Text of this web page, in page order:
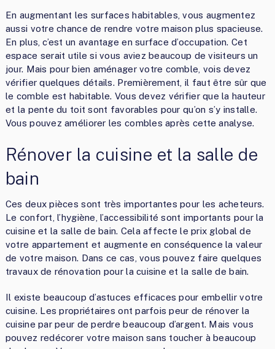
En augmentant les surfaces habitables, vous augmentez
aussi votre chance de rendre votre maison plus spacieuse.
En plus, c’est un avantage en surface d’occupation. Cet
espace serait utile si vous aviez beaucoup de visiteurs un
jour. Mais pour bien aménager votre comble, vois devez
vérifier quelques détails. Premièrement, il faut être sûr que
le comble est habitable. Vous devez vérifier que la hauteur
et la pente du toit sont favorables pour qu’on s’y installe.
Vous pouvez améliorer les combles après cette analyse.
Rénover la cuisine et la salle de
bain
Ces deux pièces sont très importantes pour les acheteurs.
Le confort, l’hygiène, l’accessibilité sont importants pour la
cuisine et la salle de bain. Cela affecte le prix global de
votre appartement et augmente en conséquence la valeur
de votre maison. Dans ce cas, vous pouvez faire quelques
travaux de rénovation pour la cuisine et la salle de bain.
Il existe beaucoup d’astuces efficaces pour embellir votre
cuisine. Les propriétaires ont parfois peur de rénover la
cuisine par peur de perdre beaucoup d’argent. Mais vous
pouvez redécorer votre maison sans toucher à beaucoup